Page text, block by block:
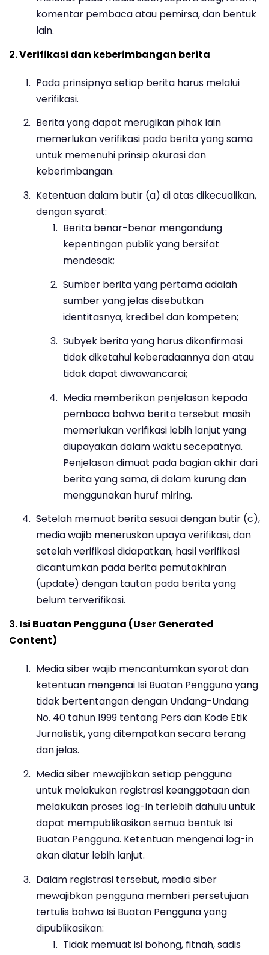
komentar pembaca atau pemirsa, dan bentuk
lain.
2. Verifikasi dan keberimbangan berita
Pada prinsipnya setiap berita harus melalui
verifikasi.
Berita yang dapat merugikan pihak lain
memerlukan verifikasi pada berita yang sama
untuk memenuhi prinsip akurasi dan
keberimbangan.
Ketentuan dalam butir (a) di atas dikecualikan,
dengan syarat:
Berita benar-benar mengandung
kepentingan publik yang bersifat
mendesak;
Sumber berita yang pertama adalah
sumber yang jelas disebutkan
identitasnya, kredibel dan kompeten;
Subyek berita yang harus dikonfirmasi
tidak diketahui keberadaannya dan atau
tidak dapat diwawancarai;
Media memberikan penjelasan kepada
pembaca bahwa berita tersebut masih
memerlukan verifikasi lebih lanjut yang
diupayakan dalam waktu secepatnya.
Penjelasan dimuat pada bagian akhir dari
berita yang sama, di dalam kurung dan
menggunakan huruf miring.
Setelah memuat berita sesuai dengan butir (c),
media wajib meneruskan upaya verifikasi, dan
setelah verifikasi didapatkan, hasil verifikasi
dicantumkan pada berita pemutakhiran
(update) dengan tautan pada berita yang
belum terverifikasi.
3. Isi Buatan Pengguna (User Generated
Content)
Media siber wajib mencantumkan syarat dan
ketentuan mengenai Isi Buatan Pengguna yang
tidak bertentangan dengan Undang-Undang
No. 40 tahun 1999 tentang Pers dan Kode Etik
Jurnalistik, yang ditempatkan secara terang
dan jelas.
Media siber mewajibkan setiap pengguna
untuk melakukan registrasi keanggotaan dan
melakukan proses log-in terlebih dahulu untuk
dapat mempublikasikan semua bentuk Isi
Buatan Pengguna. Ketentuan mengenai log-in
akan diatur lebih lanjut.
Dalam registrasi tersebut, media siber
mewajibkan pengguna memberi persetujuan
tertulis bahwa Isi Buatan Pengguna yang
dipublikasikan:
Tidak memuat isi bohong, fitnah, sadis